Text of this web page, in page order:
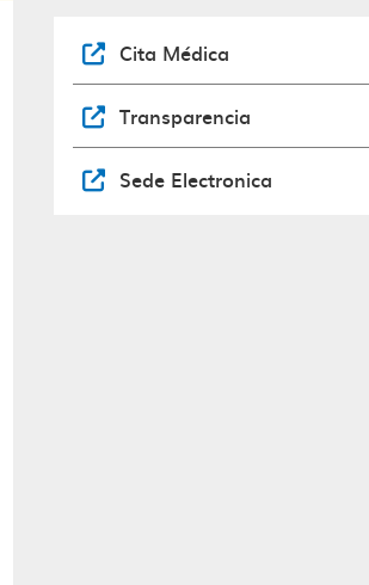
Cita Médica
Transparencia
Sede Electronica